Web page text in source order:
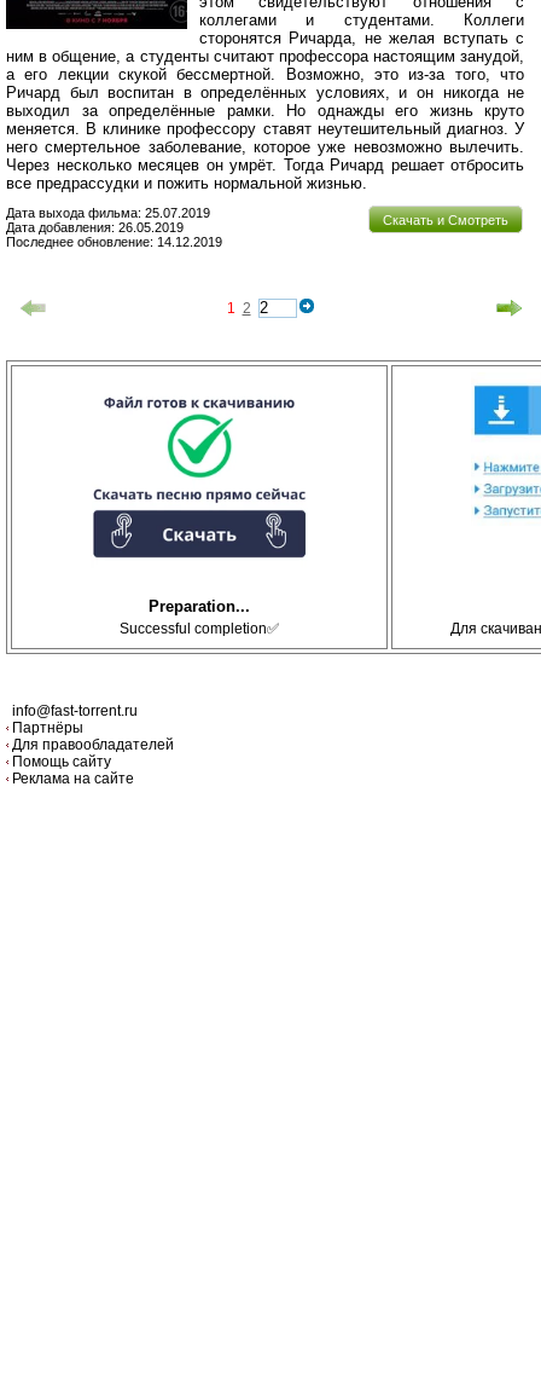
коллегами и студентами. Коллеги
сторонятся Ричарда, не желая вступать с
ним в общение, а студенты считают профессора настоящим занудой,
а его лекции скукой бессмертной. Возможно, это из-за того, что
Ричард был воспитан в определённых условиях, и он никогда не
выходил за определённые рамки. Но однажды его жизнь круто
меняется. В клинике профессору ставят неутешительный диагноз. У
него смертельное заболевание, которое уже невозможно вылечить.
Через несколько месяцев он умрёт. Тогда Ричард решает отбросить
все предрассудки и пожить нормальной жизнью.
Скачать и Смотреть
Дата выхода фильма: 25.07.2019
Дата добавления: 26.05.2019
Последнее обновление: 14.12.2019
1 2
Preparation...
Successful completion✅ Для
info@fast-torrent.ru
Партнёры
Для правообладателей
Помощь сайту
Реклама на сайте